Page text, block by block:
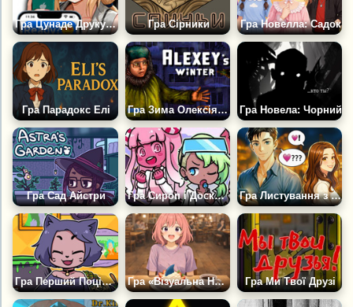
Гра Цунаде Друкує... Гра Сірники Гра Новелла: Садок
Гра Парадокс Елі Гра Зима Олексія: Нічна Пригода Гра Новела: Чорний
Гра Сад Айстри Гра Сироп і Досконала Солодкість Гра Листування з Братом Подруги
Гра Перший Поцілунок на Жахливій Вечірці Гра «Візуальна Новела: Клуб Підтримки» Гра Ми Твої Друзі